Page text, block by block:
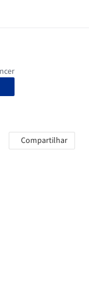
Compartilhar